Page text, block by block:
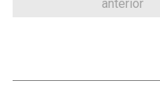
anterior